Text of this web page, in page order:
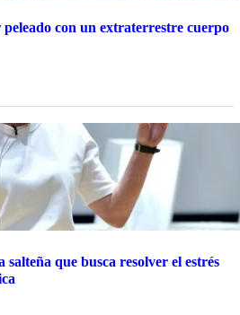
con un extraterrestre cuerpo
que busca resolver el estrés